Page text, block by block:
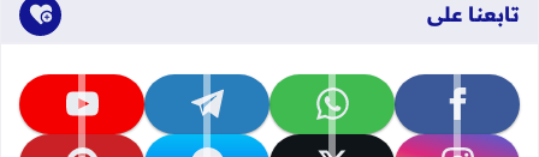
تابعنا على
تابعنا على facebook تابعنا على whatsapp تابعنا على telegram تابعنا على youtube